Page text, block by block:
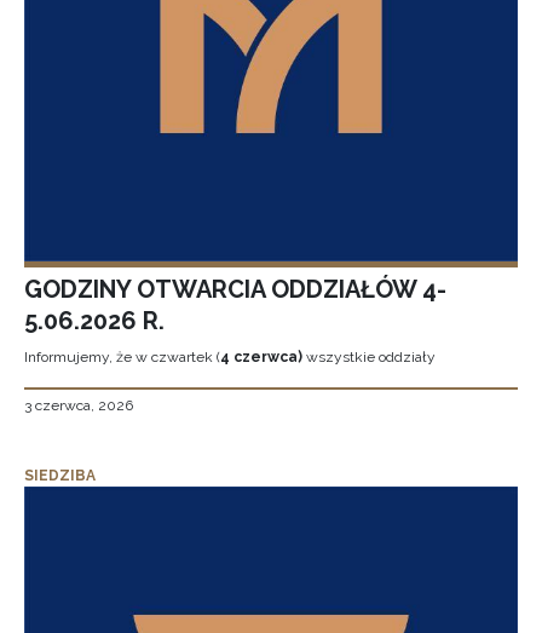
GODZINY OTWARCIA ODDZIAŁÓW 4-
5.06.2026 R.
Informujemy, że w czwartek (4 czerwca) wszystkie oddziały
3 czerwca, 2026
SIEDZIBA